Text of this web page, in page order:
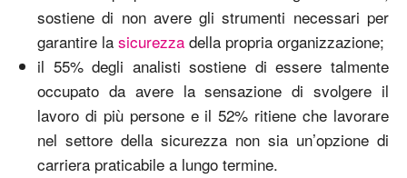
sostiene di non avere gli strumenti necessari per
garantire la sicurezza della propria organizzazione;
il 55% degli analisti sostiene di essere talmente
occupato da avere la sensazione di svolgere il
lavoro di più persone e il 52% ritiene che lavorare
nel settore della sicurezza non sia un’opzione di
carriera praticabile a lungo termine.